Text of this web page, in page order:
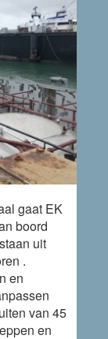
gaat EK
boord
uit
.
en
van 45
en